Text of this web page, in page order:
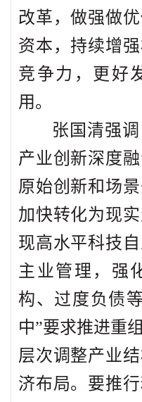
改革，做强做
资本，持续增
竞争力，更好
用。
张国清强
产业创新深度
原始创新和场
加快转化为现
现高水平科技
主业管理，强
构、过度负债
中”要求推进重
层次调整产业
济布局。要推